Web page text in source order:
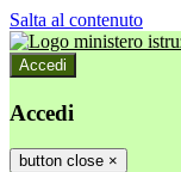
Salta al contenuto
Accedi
Accedi
button close ×